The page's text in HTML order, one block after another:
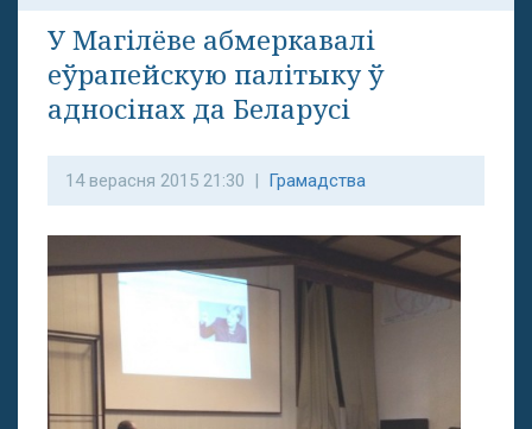
У Магілёве абмеркавалі
еўрапейскую палітыку ў
адносінах да Беларусі
14 верасня 2015 21:30 | Грамадства